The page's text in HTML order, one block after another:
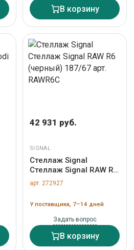
В корзину
42 931 руб.
SIGNAL
Стеллаж Signal
Стеллаж Signal RAW R6
(черный) 187/67 арт.
RAWR6C
арт. 272927
У поставщика, 7–14 дней
Задать вопрос
В корзину